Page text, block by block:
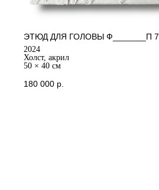
ЭТЮД ДЛЯ ГОЛОВЫ Ф_______П 7
2024
Холст, акрил
50 × 40 см
180 000 р.